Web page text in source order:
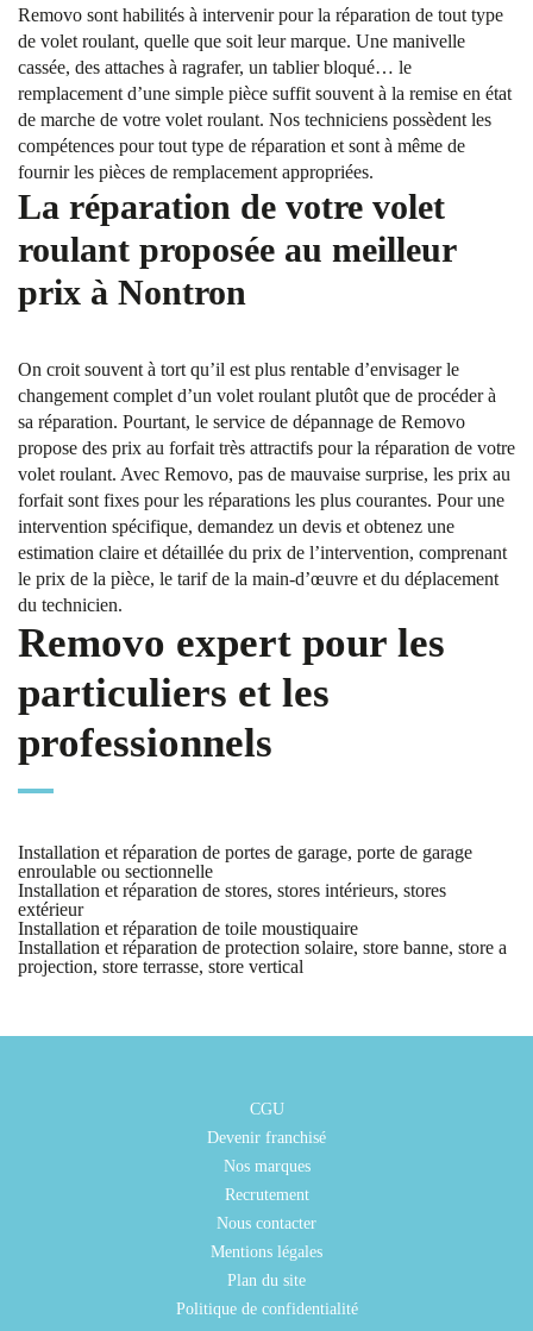
Removo sont habilités à intervenir pour la réparation de tout type
de volet roulant, quelle que soit leur marque. Une manivelle
cassée, des attaches à ragrafer, un tablier bloqué… le
remplacement d’une simple pièce suffit souvent à la remise en état
de marche de votre volet roulant. Nos techniciens possèdent les
compétences pour tout type de réparation et sont à même de
fournir les pièces de remplacement appropriées.
La réparation de votre volet
roulant proposée au meilleur
prix à Nontron
On croit souvent à tort qu’il est plus rentable d’envisager le
changement complet d’un volet roulant plutôt que de procéder à
sa réparation. Pourtant, le service de dépannage de Removo
propose des prix au forfait très attractifs pour la réparation de votre
volet roulant. Avec Removo, pas de mauvaise surprise, les prix au
forfait sont fixes pour les réparations les plus courantes. Pour une
intervention spécifique, demandez un devis et obtenez une
estimation claire et détaillée du prix de l’intervention, comprenant
le prix de la pièce, le tarif de la main-d’œuvre et du déplacement
du technicien.
Removo expert pour les
particuliers et les
professionnels
Installation et réparation de portes de garage, porte de garage
enroulable ou sectionnelle
Installation et réparation de stores, stores intérieurs, stores
extérieur
Installation et réparation de toile moustiquaire
Installation et réparation de protection solaire, store banne, store a
projection, store terrasse, store vertical
CGU
Devenir franchisé
Nos marques
Recrutement
Nous contacter
Mentions légales
Plan du site
Politique de confidentialité